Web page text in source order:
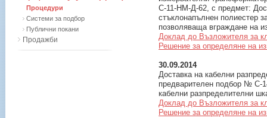
С-11-HM-Д-62, с предмет:
стъклонапълнен полиестер
позволяваща вграждане на
Доклад до Възложителя за
Решение за определяне на
30.09.2014
Доставка на кабелни
предварителен подбор № С-
кабелни разпределителни
Доклад до Възложителя за
Решение за определяне на
Процедури
Системи за подбор
Публични покани
Продажби